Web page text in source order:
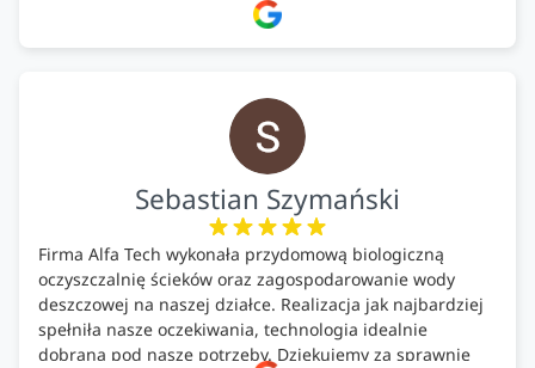
kosztów. Zaskoczenie. Kontakt bardzo OK. Obsługa
pomontażowa również OK. A ich środki do oczyszczalni –
Sebastian Szymański
Firma Alfa Tech wykonała przydomową biologiczną
oczyszczalnię ścieków oraz zagospodarowanie wody
deszczowej na naszej działce. Realizacja jak najbardziej
spełniła nasze oczekiwania, technologia idealnie
dobrana pod nasze potrzeby. Dziękujemy za sprawnie